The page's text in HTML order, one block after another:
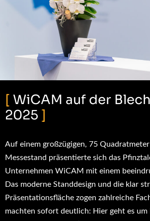
[ WiCAM auf der
2025 ]
Auf einem großzügigen, 75
Messestand präsentierte sich das
Unternehmen WiCAM mit einem
Das moderne Standdesign und die klar
Präsentationsfläche zogen zahlreiche
machten sofort deutlich: Hier geht es um